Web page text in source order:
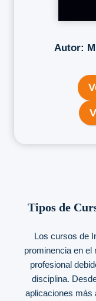
Autor:
Tipos de
Los cursos de
prominencia en el
profesional
disciplina.
aplicaciones más